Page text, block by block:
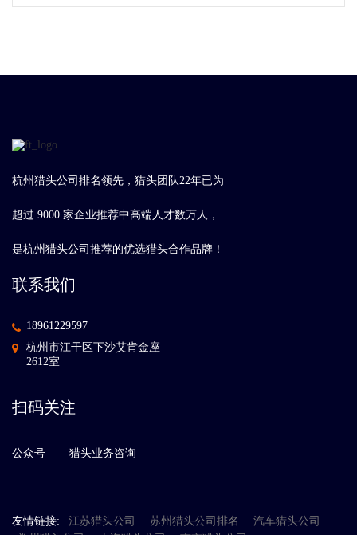
杭州猎头公司排名领先，猎头团队22年已为
超过 9000 家企业推荐中高端人才数万人，
是杭州猎头公司推荐的优选猎头合作品牌！
联系我们
18961229597
杭州市江干区下沙艾肯金座
2612室
扫码关注
公众号 猎头业务咨询
友情链接: 江苏猎头公司 苏州猎头公司排名
汽车猎头公司